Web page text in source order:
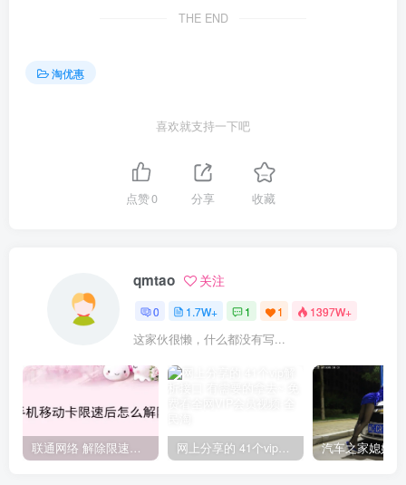
THE END
淘优惠
喜欢就支持一下吧
点赞0 分享 收藏
qmtao 关注
0 1.7W+ 1 1 1397W+
这家伙很懒，什么都没有写...
联通网络 解除限速方法参考！畅享、畅玩、老白干等及其它地区自测了 网上分享的 41个vip解析接口 有需要的拿去~ 免费看全网VIP会员视频